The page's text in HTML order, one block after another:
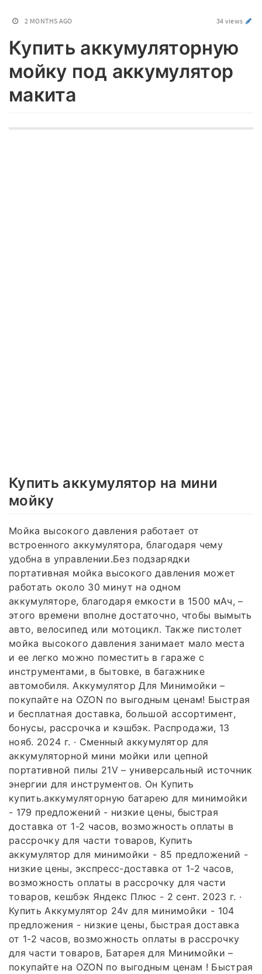
2 MONTHS AGO 34 views
Купить аккумуляторную
мойку под аккумулятор
макита
Купить аккумулятор на мини
мойку
Мойка высокого давления работает от
встроенного аккумулятора, благодаря чему
удобна в управлении.Без подзарядки
портативная мойка высокого давления может
работать около 30 минут на одном
аккумуляторе, благодаря емкости в 1500 мАч, –
этого времени вполне достаточно, чтобы вымыть
авто, велосипед или мотоцикл. Также пистолет
мойка высокого давления занимает мало места
и ее легко можно поместить в гараже с
инструментами, в бытовке, в багажнике
автомобиля. Аккумулятор Для Минимойки –
покупайте на OZON по выгодным ценам! Быстрая
и бесплатная доставка, большой ассортимент,
бонусы, рассрочка и кэшбэк. Распродажи, 13
нояб. 2024 г. · Сменный аккумулятор для
аккумуляторной мини мойки или цепной
портативной пилы 21V – универсальный источник
энергии для инструментов. Он Купить
купить.аккумуляторную батарею для минимойки
- 179 предложений - низкие цены, быстрая
доставка от 1-2 часов, возможность оплаты в
рассрочку для части товаров, Купить
аккумулятор для минимойки - 85 предложений -
низкие цены, экспресс-доставка от 1-2 часов,
возможность оплаты в рассрочку для части
товаров, кешбэк Яндекс Плюс - 2 сент. 2023 г. ·
Купить Аккумулятор 24v для минимойки - 104
предложения - низкие цены, быстрая доставка
от 1-2 часов, возможность оплаты в рассрочку
для части товаров, Батарея для Минимойки –
покупайте на OZON по выгодным ценам ! Быстрая